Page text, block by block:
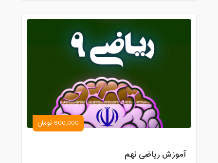
600,000 تومان
آموزش ریاضی نهم